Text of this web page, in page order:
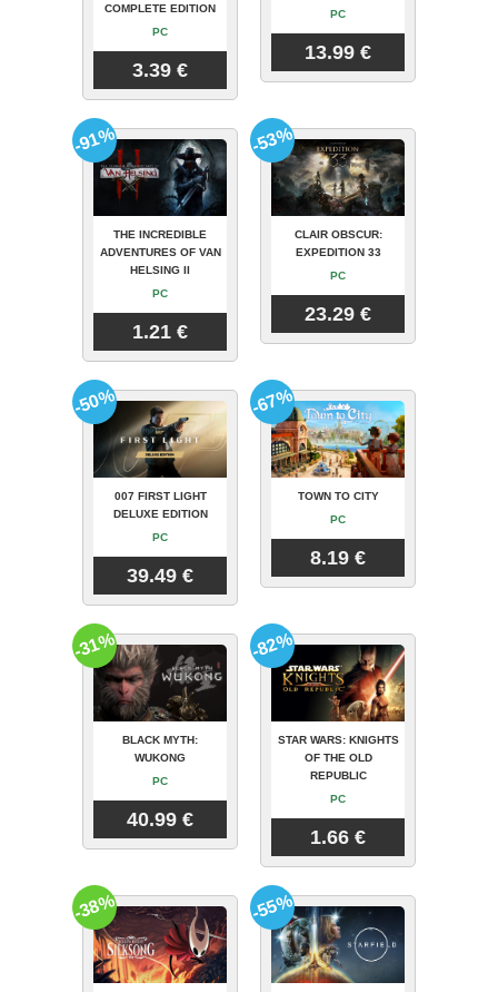
COMPLETE EDITION
PC
3.39 €
PC
13.99 €
THE INCREDIBLE
ADVENTURES OF VAN
HELSING II
PC
1.21 €
-91%
CLAIR OBSCUR:
EXPEDITION 33
PC
23.29 €
-53%
007 FIRST LIGHT
DELUXE EDITION
PC
39.49 €
-50%
TOWN TO CITY
PC
8.19 €
-67%
BLACK MYTH:
WUKONG
PC
40.99 €
-31%
STAR WARS: KNIGHTS
OF THE OLD
REPUBLIC
PC
1.66 €
-82%
-38% -55%